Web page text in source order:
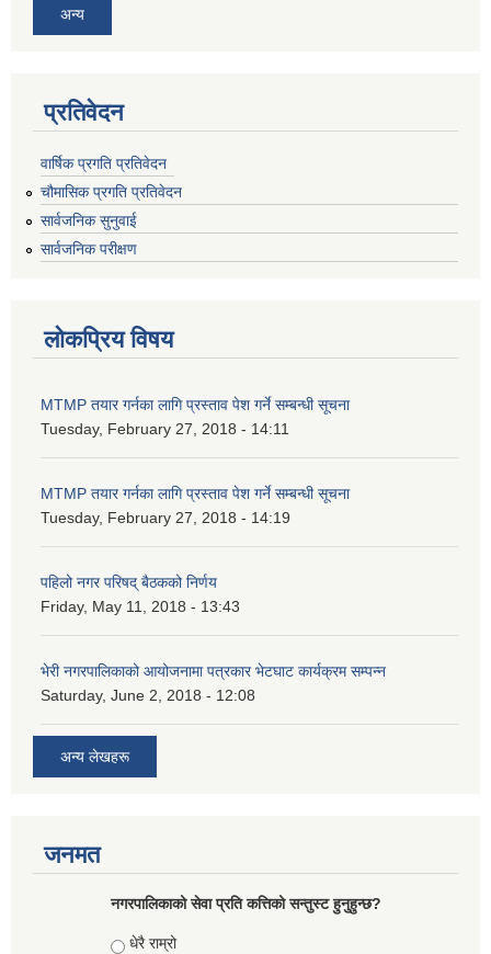
अन्य
प्रतिवेदन
वार्षिक प्रगति प्रतिवेदन
चौमासिक प्रगति प्रतिवेदन
सार्वजनिक सुनुवाई
सार्वजनिक परीक्षण
लोकप्रिय विषय
MTMP तयार गर्नका लागि प्रस्ताव पेश गर्ने सम्बन्धी सूचना
Tuesday, February 27, 2018 - 14:11
MTMP तयार गर्नका लागि प्रस्ताव पेश गर्ने सम्बन्धी सूचना
Tuesday, February 27, 2018 - 14:19
पहिलो नगर परिषद् बैठकको निर्णय
Friday, May 11, 2018 - 13:43
भेरी नगरपालिकाको आयोजनामा पत्रकार भेटघाट कार्यक्रम सम्पन्न
Saturday, June 2, 2018 - 12:08
अन्य लेखहरू
जनमत
नगरपालिकाको सेवा प्रति कत्तिको सन्तुस्ट हुनुहुन्छ?
Choices
धेरै राम्रो